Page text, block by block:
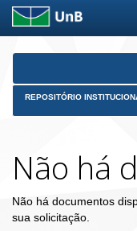
Skip
REPOSITÓRIO
Não há
Não há documentos
sua solicitação.